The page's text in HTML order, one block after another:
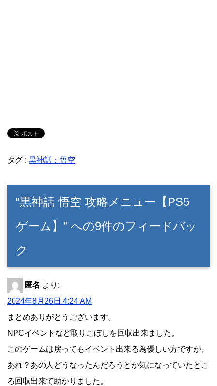
タグ : 黒神話：悟空
“黒神話 悟空 攻略メニュー【PS5
ゲーム】” への9件のフィードバッ
ク
匿名 より:
2024年8月26日 4:24 AM
まとめありがとうございます。
NPCイベントなど取りこぼしを回収出来ました。
このゲームは戻ってもイベント出来る為優しい方ですが、
あれ？あの人どうなったんだろうとか気になっていたとこ
ろ回収出来て助かりました。